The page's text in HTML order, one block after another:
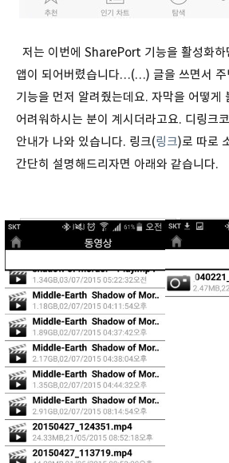
저는 이번에 SharePort 기능을 활성화하
앱이 되어버렸습니다…(…) 글을 쓰면서
기능을 먼저 알려줬는데요. 자막을 어떻게
어려워하시는 분이 계시더라고요. 디링크
안내가 나와 있습니다. 링크(링크)로 따로
간단히 설명해드리자면 아래와 같습니다.